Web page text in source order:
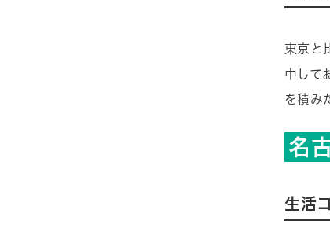
東京と
中して
を積み
名
生活